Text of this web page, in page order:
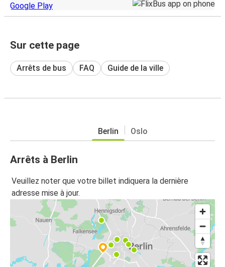
Sur cette page
Arrêts de bus FAQ Guide de la ville
Berlin Oslo
Arrêts à Berlin
Veuillez noter que votre billet indiquera la dernière
adresse mise à jour.